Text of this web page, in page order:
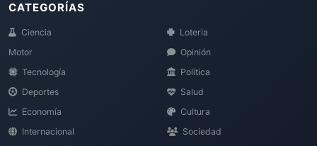
CATEGORÍAS
Ciencia
Motor
Tecnología
Deportes
Economía
Internacional
Loteria
Opinión
Política
Salud
Cultura
Sociedad